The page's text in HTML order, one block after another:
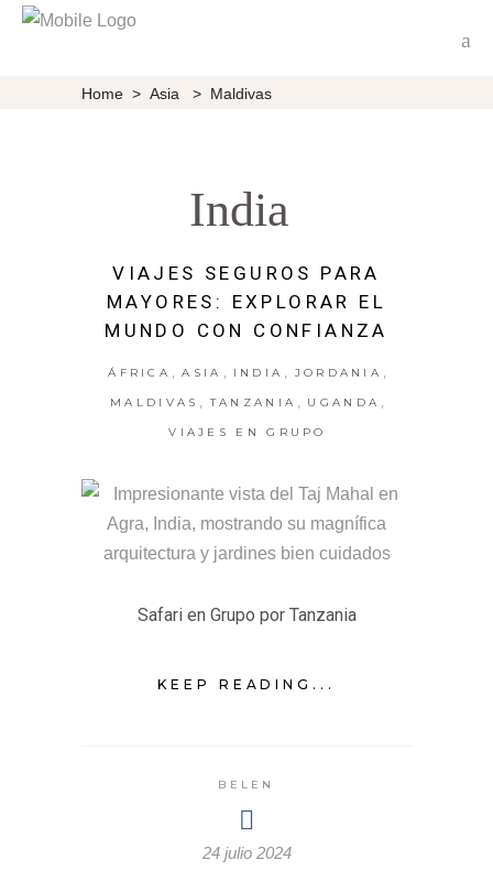
Home > Asia > Maldivas
India
VIAJES SEGUROS PARA
MAYORES: EXPLORAR EL
MUNDO CON CONFIANZA
ÁFRICA , ASIA , INDIA , JORDANIA ,
MALDIVAS , TANZANIA , UGANDA ,
VIAJES EN GRUPO
Safari en Grupo por Tanzania
KEEP READING...
BELEN
24 julio 2024